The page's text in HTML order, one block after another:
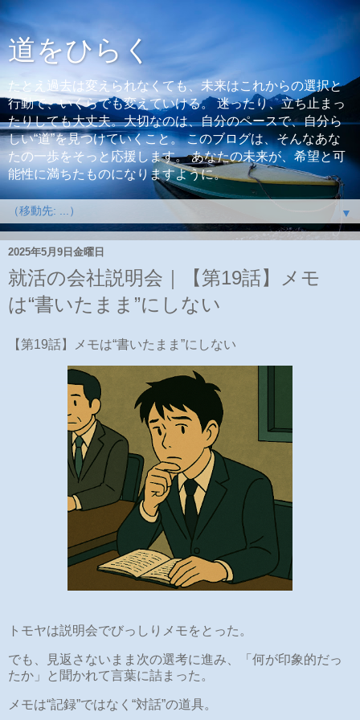
道をひらく
たとえ過去は変えられなくても、未来はこれからの選択と
行動で、いくらでも変えていける。 迷ったり、立ち止まっ
たりしても大丈夫。大切なのは、自分のペースで、自分ら
しい“道”を見つけていくこと。 このブログは、そんなあな
たの一歩をそっと応援します。 あなたの未来が、希望と可
能性に満ちたものになりますように。
▼
2025年5月9日金曜日
就活の会社説明会｜【第19話】メモ
は“書いたまま”にしない
【第19話】メモは“書いたまま”にしない
トモヤは説明会でびっしりメモをとった。
でも、見返さないまま次の選考に進み、「何が印象的だっ
たか」と聞かれて言葉に詰まった。
メモは“記録”ではなく“対話”の道具。